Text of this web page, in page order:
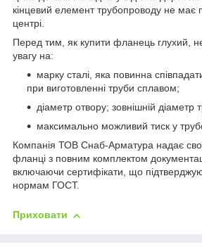
кінцевий елемент трубопроводу не має
центрі.
Перед тим, як купити фланець глухий,
увагу на:
марку сталі, яка повинна
при виготовленні труби сплавом;
діаметр отвору; зовнішній діаметр
максимально можливий тиск у
Компанія ТОВ Снаб-Арматура надає
фланці з повним комплектом
включаючи сертифікати, що
нормам ГОСТ.
Приховати